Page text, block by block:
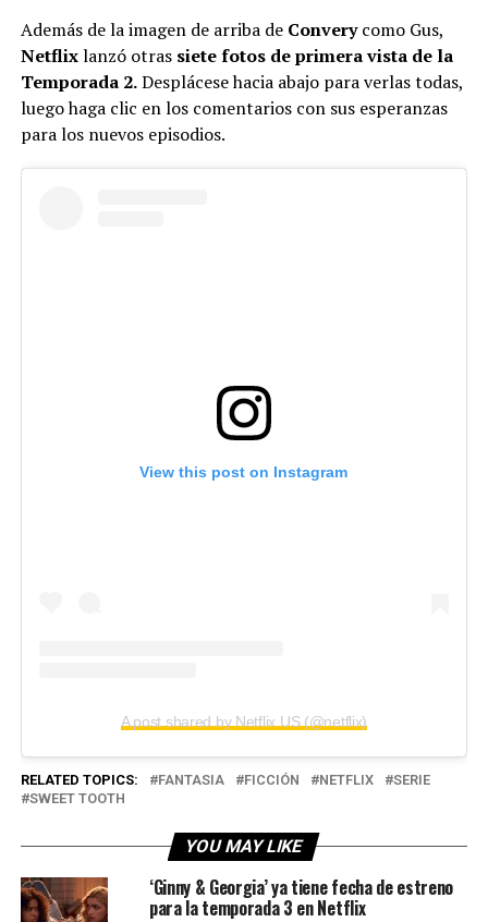
Además de la imagen de arriba deConverycomo Gus,
Netflixlanzó otras siete fotos de primera vista de la
Temporada 2.Desplácese hacia abajo para verlas todas,
luego haga clic en los comentarios con sus esperanzas
para los nuevos episodios.
View this post on Instagram
A post shared by Netflix US (@netflix)
RELATED TOPICS: FANTASIA FICCIÓN NETFLIX
SERIE
SWEET TOOTH
YOU MAY LIKE
‘Ginny & Georgia’ ya tiene fecha de estreno
para la temporada 3 en Netflix